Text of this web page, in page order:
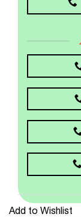
Add to Wishlist